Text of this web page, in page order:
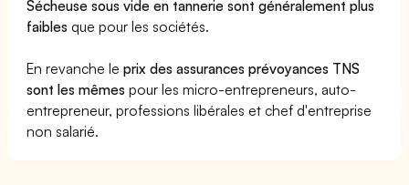
Sécheuse sous vide en tannerie sont généralement plus
faibles que pour les sociétés.
En revanche leprix des assurances prévoyances TNS
sont les mêmes pour les micro-entrepreneurs, auto-
entrepreneur, professions libérales et chef d'entreprise
non salarié.